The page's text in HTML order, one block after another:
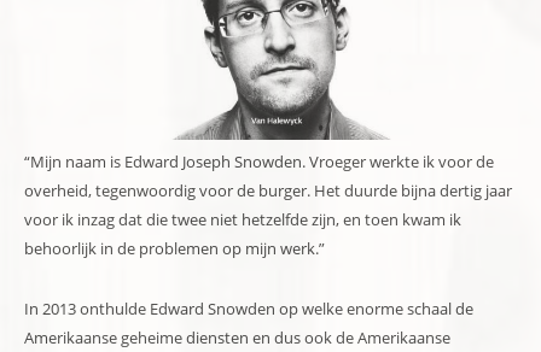
“Mijn naam is Edward Joseph Snowden. Vroeger werkte ik voor de
overheid, tegenwoordig voor de burger. Het duurde bijna dertig jaar
voor ik inzag dat die twee niet hetzelfde zijn, en toen kwam ik
behoorlijk in de problemen op mijn werk.”
In 2013 onthulde Edward Snowden op welke enorme schaal de
Amerikaanse geheime diensten en dus ook de Amerikaanse